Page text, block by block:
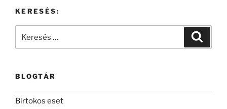
KERESÉS:
BLOGTÁR
Birtokos eset